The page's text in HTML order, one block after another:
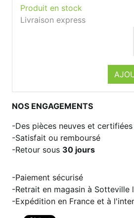
Produit en stock
Livraison express
NOS ENGAGEMENTS
Des pièces neuves et
Satisfait ou remboursé
Retour sous 30 jours
Paiement sécurisé
Retrait en magasin à Sotteville
Expédition en France et à